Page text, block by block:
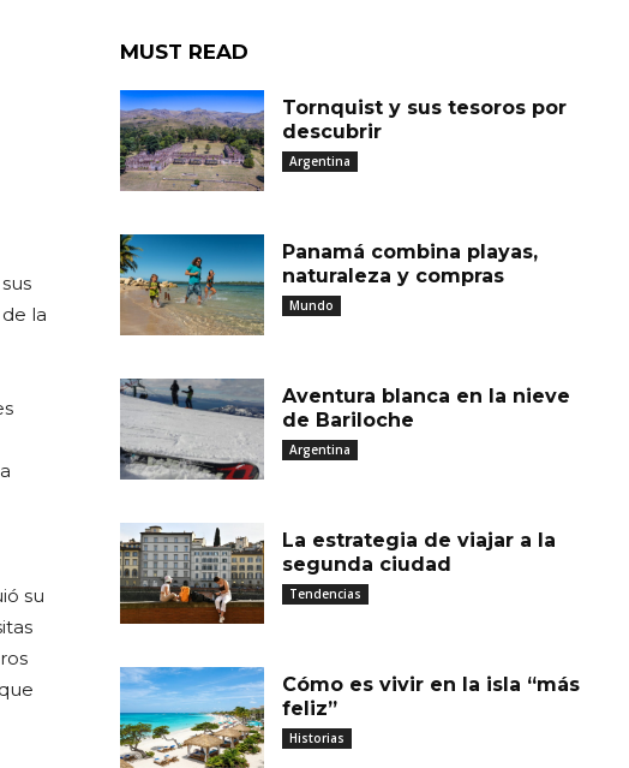
la
su
MUST READ
Tornquist y sus tesoros por
descubrir
Argentina
Panamá combina playas,
naturaleza y compras
Mundo
Aventura blanca en la nieve
de Bariloche
Argentina
La estrategia de viajar a la
segunda ciudad
Tendencias
Cómo es vivir en la isla “más
feliz”
Historias